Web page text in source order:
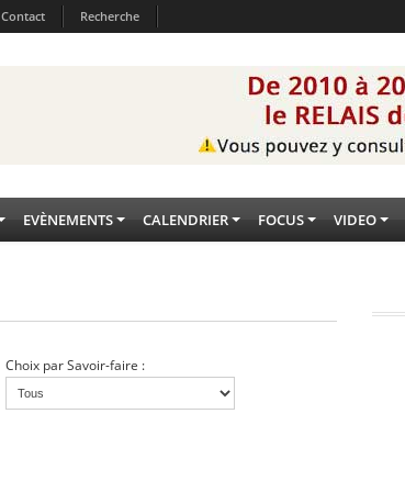
Contact Recherche
EVÈNEMENTS CALENDRIER FOCUS VIDEO
Choix par Savoir-faire :